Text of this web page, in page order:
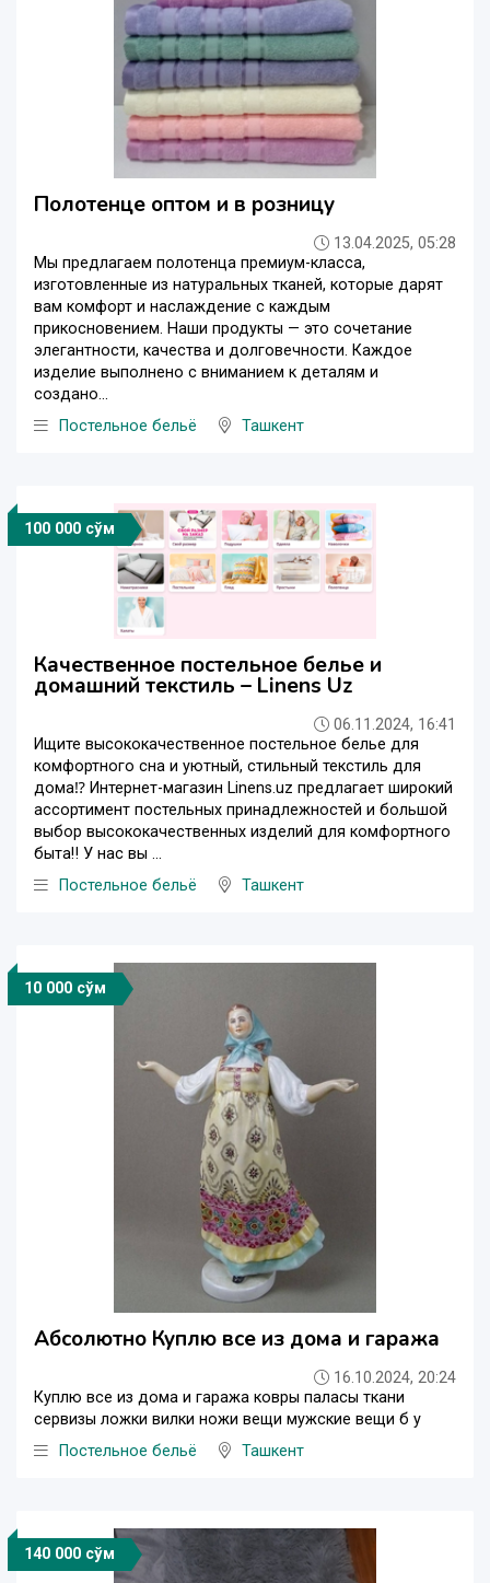
Полотенце оптом и в розницу
13.04.2025, 05:28
Мы предлагаем полотенца премиум-класса,
изготовленные из натуральных тканей, которые дарят
вам комфорт и наслаждение с каждым
прикосновением. Наши продукты — это сочетание
элегантности, качества и долговечности. Каждое
изделие выполнено с вниманием к деталям и
создано...
Постельное бельё
Ташкент
100 000 сўм
Качественное постельное белье и
домашний текстиль – Linens Uz
06.11.2024, 16:41
Ищите высококачественное постельное белье для
комфортного сна и уютный, стильный текстиль для
дома⁉️ Интернет-магазин Linens.uz предлагает широкий
ассортимент постельных принадлежностей и большой
выбор высококачественных изделий для комфортного
быта‼️ У нас вы ...
Постельное бельё
Ташкент
10 000 сўм
Абсолютно Куплю все из дома и гаража
16.10.2024, 20:24
Куплю все из дома и гаража ковры паласы ткани
сервизы ложки вилки ножи вещи мужские вещи б у
Постельное бельё
Ташкент
140 000 сўм